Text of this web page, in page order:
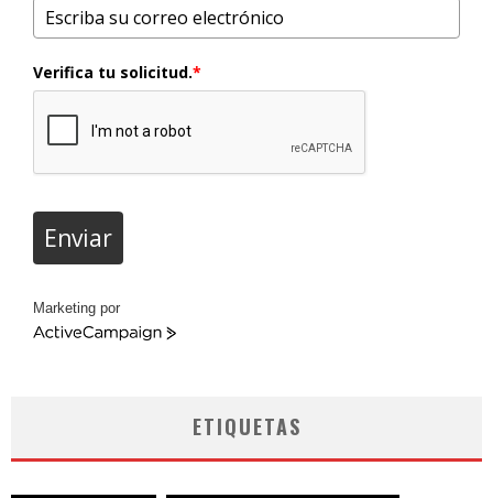
Verifica tu solicitud.*
Enviar
Marketing por
ActiveCampaign
ETIQUETAS